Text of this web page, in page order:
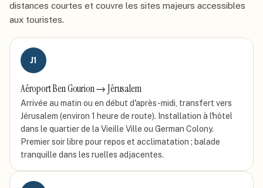
distances courtes et couvre les sites majeurs accessibles
aux touristes.
J1
Aéroport Ben Gourion → Jérusalem
Arrivée au matin ou en début d'après-midi, transfert vers
Jérusalem (environ 1 heure de route). Installation à l'hôtel
dans le quartier de la Vieille Ville ou German Colony.
Premier soir libre pour repos et acclimatation ; balade
tranquille dans les ruelles adjacentes.